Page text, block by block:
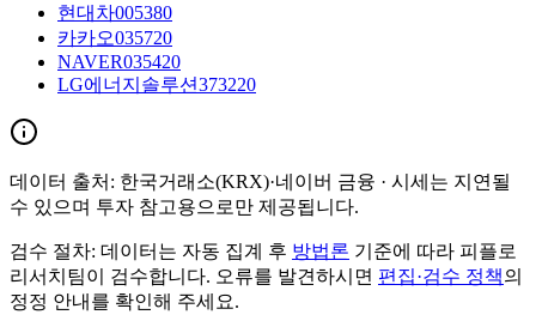
현대차005380
카카오035720
NAVER035420
LG에너지솔루션373220
데이터 출처: 한국거래소(KRX)·네이버 금융 · 시세는 지연될
수 있으며 투자 참고용으로만 제공됩니다.
검수 절차: 데이터는 자동 집계 후 방법론 기준에 따라 피플로
리서치팀이 검수합니다. 오류를 발견하시면 편집·검수 정책의
정정 안내를 확인해 주세요.